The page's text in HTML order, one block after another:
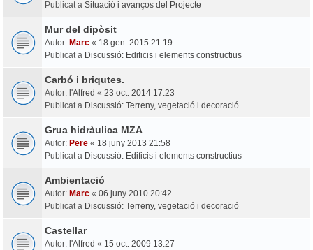
Publicat a Situació i avanços del Projecte
Mur del dipòsit
Autor: Marc « 18 gen. 2015 21:19
Publicat a Discussió: Edificis i elements constructius
Carbó i briqutes.
Autor: l'Alfred « 23 oct. 2014 17:23
Publicat a Discussió: Terreny, vegetació i decoració
Grua hidràulica MZA
Autor: Pere « 18 juny 2013 21:58
Publicat a Discussió: Edificis i elements constructius
Ambientació
Autor: Marc « 06 juny 2010 20:42
Publicat a Discussió: Terreny, vegetació i decoració
Castellar
Autor: l'Alfred « 15 oct. 2009 13:27